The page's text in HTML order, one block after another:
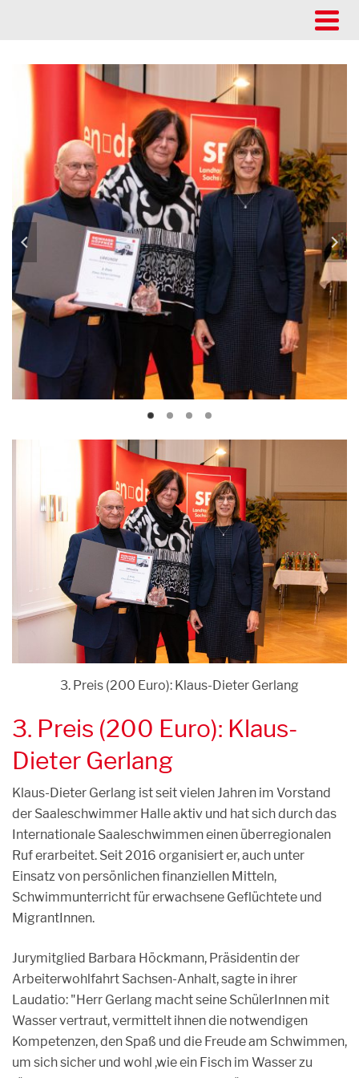
3. Preis (200 Euro): Klaus-Dieter Gerlang
3. Preis (200 Euro): Klaus-
Dieter Gerlang
Klaus-Dieter Gerlang ist seit vielen Jahren im Vorstand
der Saaleschwimmer Halle aktiv und hat sich durch das
Internationale Saaleschwimmen einen überregionalen
Ruf erarbeitet. Seit 2016 organisiert er, auch unter
Einsatz von persönlichen finanziellen Mitteln,
Schwimmunterricht für erwachsene Geflüchtete und
MigrantInnen.
Jurymitglied Barbara Höckmann, Präsidentin der
Arbeiterwohlfahrt Sachsen-Anhalt, sagte in ihrer
Laudatio: "Herr Gerlang macht seine SchülerInnen mit
Wasser vertraut, vermittelt ihnen die notwendigen
Kompetenzen, den Spaß und die Freude am Schwimmen,
um sich sicher und wohl ,wie ein Fisch im Wasser zu